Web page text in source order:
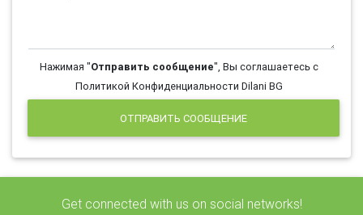
Нажимая "Отправить сообщение", Вы соглашаетесь с
Политикой Конфиденциальности Dilani BG
ОТПРАВИТЬ СООБЩЕНИЕ
Get connected with us on social networks!